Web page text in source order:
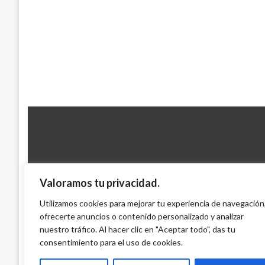
Valoramos tu privacidad.
Utilizamos cookies para mejorar tu experiencia de navegación,
ofrecerte anuncios o contenido personalizado y analizar
nuestro tráfico. Al hacer clic en "Aceptar todo", das tu
consentimiento para el uso de cookies.
CONFLICTO ARMADO
Capturan a cinco presuntos guerrilleros
Antioquia
Mario Murcia viernes febrero 18, 2011